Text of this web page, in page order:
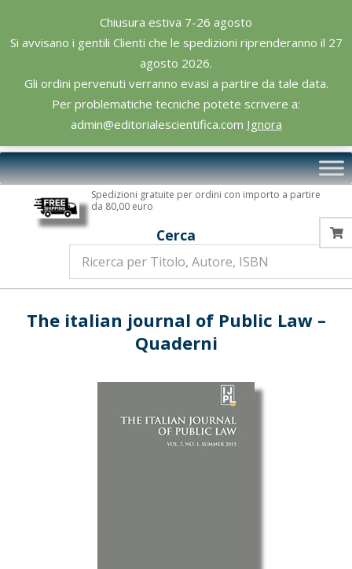
Chiusura estiva 7-26 agosto
Si avvisano i gentili Clienti che le spedizioni riprenderanno il 27
agosto 2026.
Gli ordini pervenuti verranno evasi a partire da tale data.
Per problematiche tecniche potete scrivere a:
admin@editorialescientifica.com Ignora
content
Editoriale
Scientifica
Primary
Navigation
Spedizioni gratuite per ordini con importo a partire
da 80,00 euro
Cerca
The italian journal of Public Law –
Quaderni